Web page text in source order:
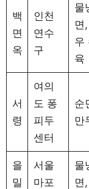
백
면
옥
인천
연수
구
물
면
우
육
서
령
여의
도 퐁
피두
센터
순
만
을
밀
서울
마포
물
면